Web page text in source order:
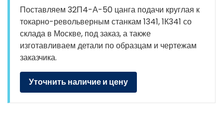
Поставляем 32П4-А-50 цанга подачи круглая к
токарно-револьверным станкам 1341, 1К341 со
склада в Москве, под заказ, а также
изготавливаем детали по образцам и чертежам
заказчика.
Уточнить наличие и цену